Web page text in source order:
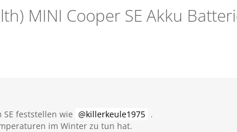
MINI Cooper SE Akku
feststellen wie killerkeule1975 .
im Winter zu tun hat.